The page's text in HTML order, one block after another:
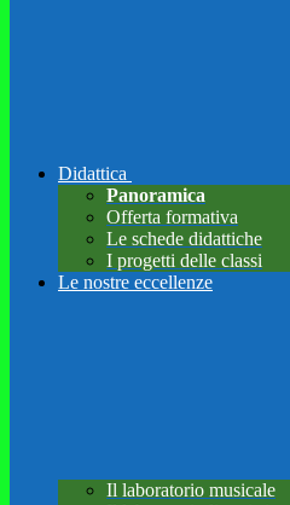
Didattica
Panoramica
Offerta formativa
Le schede didattiche
I progetti delle classi
Le nostre eccellenze
Il laboratorio musicale